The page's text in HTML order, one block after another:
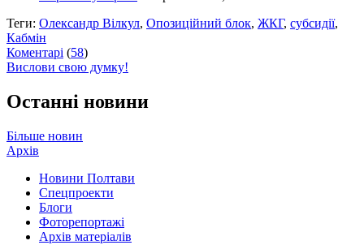
Теги: Олександр Вілкул, Опозиційний блок, ЖКГ, субсидії,
Кабмін
Коментарі (58)
Вислови свою думку!
Останні новини
Більше новин
Архів
Новини Полтави
Спецпроекти
Блоги
Фоторепортажі
Архів матеріалів